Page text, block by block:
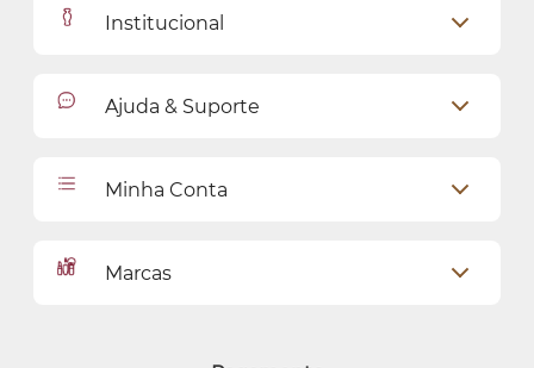
Institucional
Como Comprar
Ajuda & Suporte
Seja uma revendedora
Pagamentos
Política de Privacidade
Minha Conta
Meus endereços
Marcas
Quem Disse, Berenice?